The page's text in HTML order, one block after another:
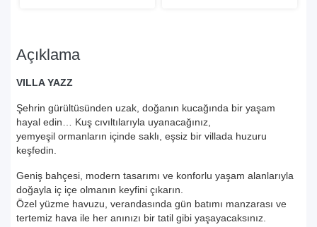
Açıklama
VILLA YAZZ
Şehrin gürültüsünden uzak, doğanın kucağında bir yaşam
hayal edin… Kuş cıvıltılarıyla uyanacağınız,
yemyeşil ormanların içinde saklı, eşsiz bir villada huzuru
keşfedin.
Geniş bahçesi, modern tasarımı ve konforlu yaşam alanlarıyla
doğayla iç içe olmanın keyfini çıkarın.
Özel yüzme havuzu, verandasında gün batımı manzarası ve
tertemiz hava ile her anınızı bir tatil gibi yaşayacaksınız.